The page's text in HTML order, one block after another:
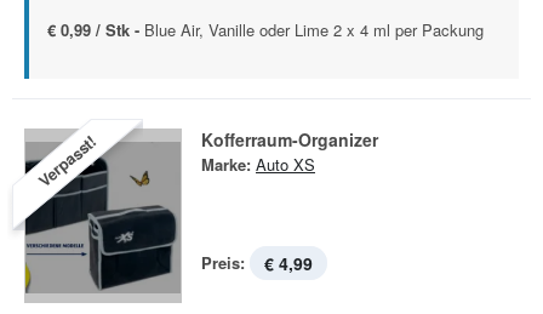
€ 0,99 / Stk - Blue Air, Vanille oder Lime 2 x 4 ml per Packung
Verpasst! Kofferraum-Organizer
Marke: Auto XS
Preis: € 4,99